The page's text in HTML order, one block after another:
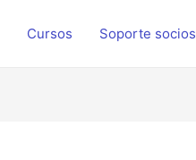
Cursos Soporte socios